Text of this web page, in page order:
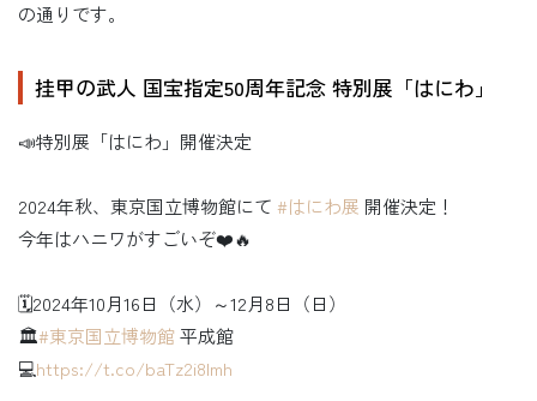
の通りです。
挂甲の武人 国宝指定50周年記念 特別展「はにわ」
📣特別展「はにわ」開催決定
2024年秋、東京国立博物館にて #はにわ展 開催決定！
今年はハニワがすごいぞ❤️🔥
🗓️2024年10月16日（水）～12月8日（日）
🏛️#東京国立博物館平成館
💻https://t.co/baTz2i8lmh